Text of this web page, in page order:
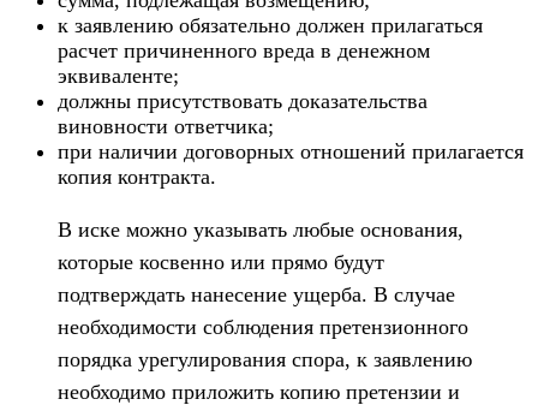
к заявлению обязательно должен прилагаться
расчет причиненного вреда в денежном
эквиваленте;
должны присутствовать доказательства
виновности ответчика;
при наличии договорных отношений прилагается
копия контракта.
В иске можно указывать любые основания,
которые косвенно или прямо будут
подтверждать нанесение ущерба. В случае
необходимости соблюдения претензионного
порядка урегулирования спора, к заявлению
необходимо приложить копию претензии и